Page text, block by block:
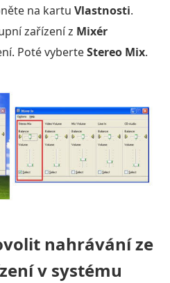
na kartu Vlastnosti.
zařízení z Mixér
Poté vyberteStereo Mix.
nahrávání ze
v systému